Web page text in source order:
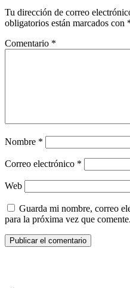
Tu dirección de correo
obligatorios están marcados con
Comentario *
Nombre *
Correo electrónico *
Web
Guarda mi nombre, correo
para la próxima vez que comente.